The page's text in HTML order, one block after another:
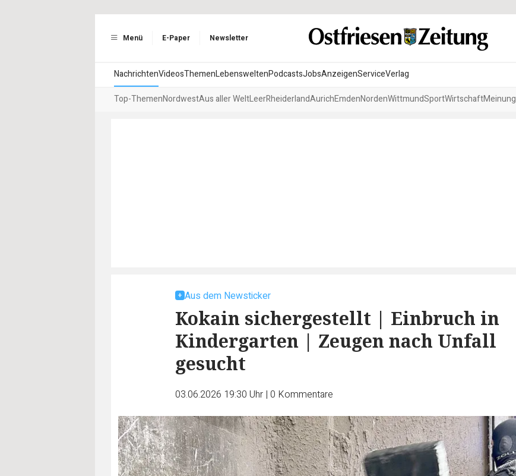
Menü E-Paper Newsletter
NachrichtenVideosThemenLebensweltenPodcastsJobsAnzeigenServiceVerlag
Top-ThemenNordwestAus aller WeltLeerRheiderlandAurichEmdenNordenWittmundSportWirtschaftMeinung
Aus dem Newsticker
Kokain sichergestellt | Einbruch in
Kindergarten | Zeugen nach Unfall
gesucht
03.06.2026 19:30 Uhr | 0 Kommentare